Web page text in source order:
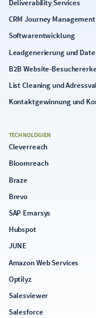
einmal mit dem
Builder gearbeitet
and-Drop, flexible
ohne strategische
beginnt, stößt
Deliverability Services
CRM Journey Management
Softwarentwicklung
Leadgenerierung und
B2B Website-
List Cleaning und
Kontaktgewinnung und
TECHNOLOGIEN
Cleverreach
Bloomreach
Braze
Brevo
SAP Emarsys
Hubspot
JUNE
Amazon Web Services
Optilyz
Salesviewer
Salesforce